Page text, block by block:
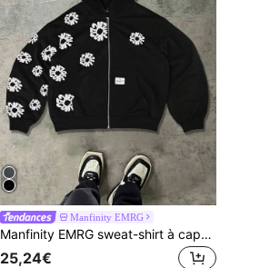
Manfinity EMRG
Manfinity EMRG sweat-shirt à capuche zippé à imprimé floral grande taille pour hommes, automne
25,24€